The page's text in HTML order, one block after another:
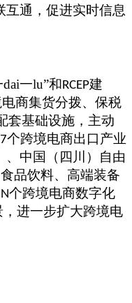
互通，促进实时信息
一lu”和RCEP建
商集货分拨、保税
套基础设施，主动
7个跨境电商出口产业
、中国（四川）自由
品饮料、高端装备
N个跨境电商数字化
进一步扩大跨境电